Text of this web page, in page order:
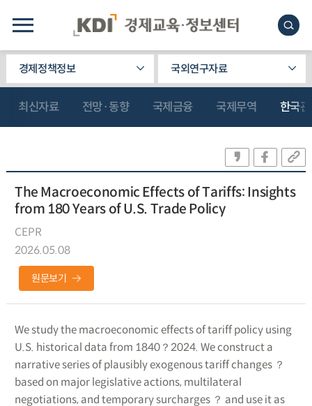
경제정책정보 국외연구자료
최신자료 전망·동향 국제금융 국제무역 한국
The Macroeconomic Effects of Tariffs: Insights
from 180 Years of U.S. Trade Policy
CEPR
2026.05.08
원문보기
We study the macroeconomic effects of tariff policy using
U.S. historical data from 1840？2024. We construct a
narrative series of plausibly exogenous tariff changes ？
based on major legislative actions, multilateral
negotiations, and temporary surcharges ？ and use it as